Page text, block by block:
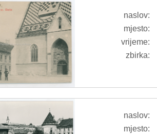
naslov:
mjesto:
vrijeme:
zbirka:
naslov:
mjesto: